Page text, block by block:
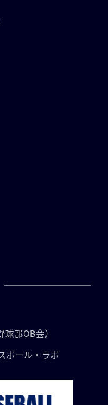
部OB会）
ボール・ラボ